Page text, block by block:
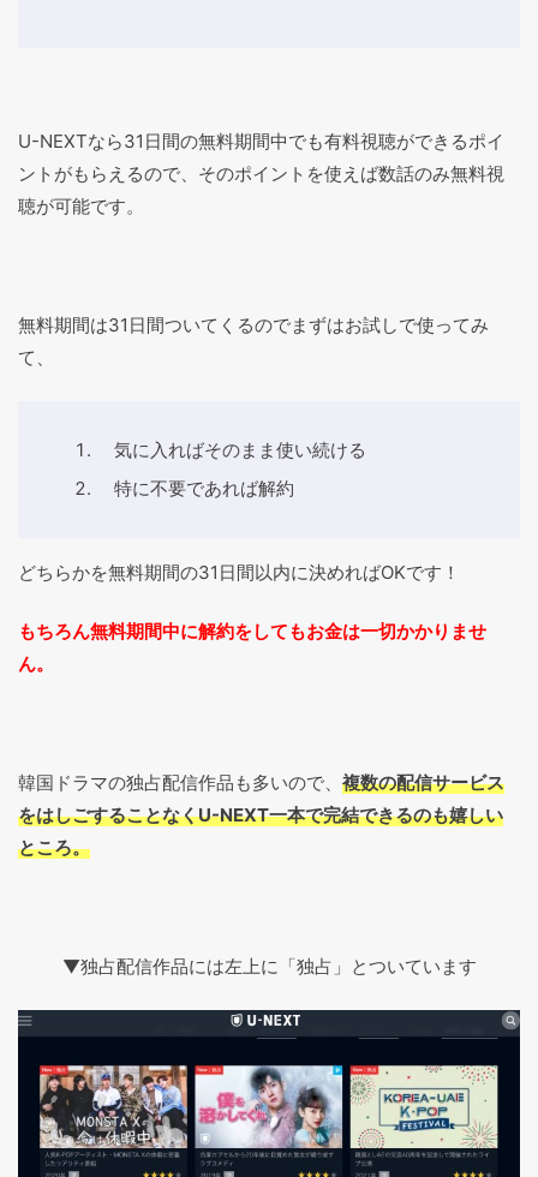
U-NEXTなら31日間の無料期間中でも有料視聴ができるポイ
ントがもらえるので、そのポイントを使えば数話のみ無料視
聴が可能です。
無料期間は31日間ついてくるのでまずはお試しで使ってみ
て、
気に入ればそのまま使い続ける
特に不要であれば解約
どちらかを無料期間の31日間以内に決めればOKです！
もちろん無料期間中に解約をしてもお金は一切かかりませ
ん。
韓国ドラマの独占配信作品も多いので、 複数の配信サービス
をはしごすることなくU-NEXT一本で完結できるのも嬉しい
ところ。
▼独占配信作品には左上に「独占」とついています